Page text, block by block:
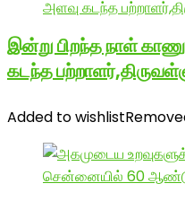
இன்று பிறந்த நாள்
கடந்த
Added to wishlist